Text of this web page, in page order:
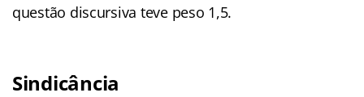
questão discursiva teve peso 1,5.
Sindicância